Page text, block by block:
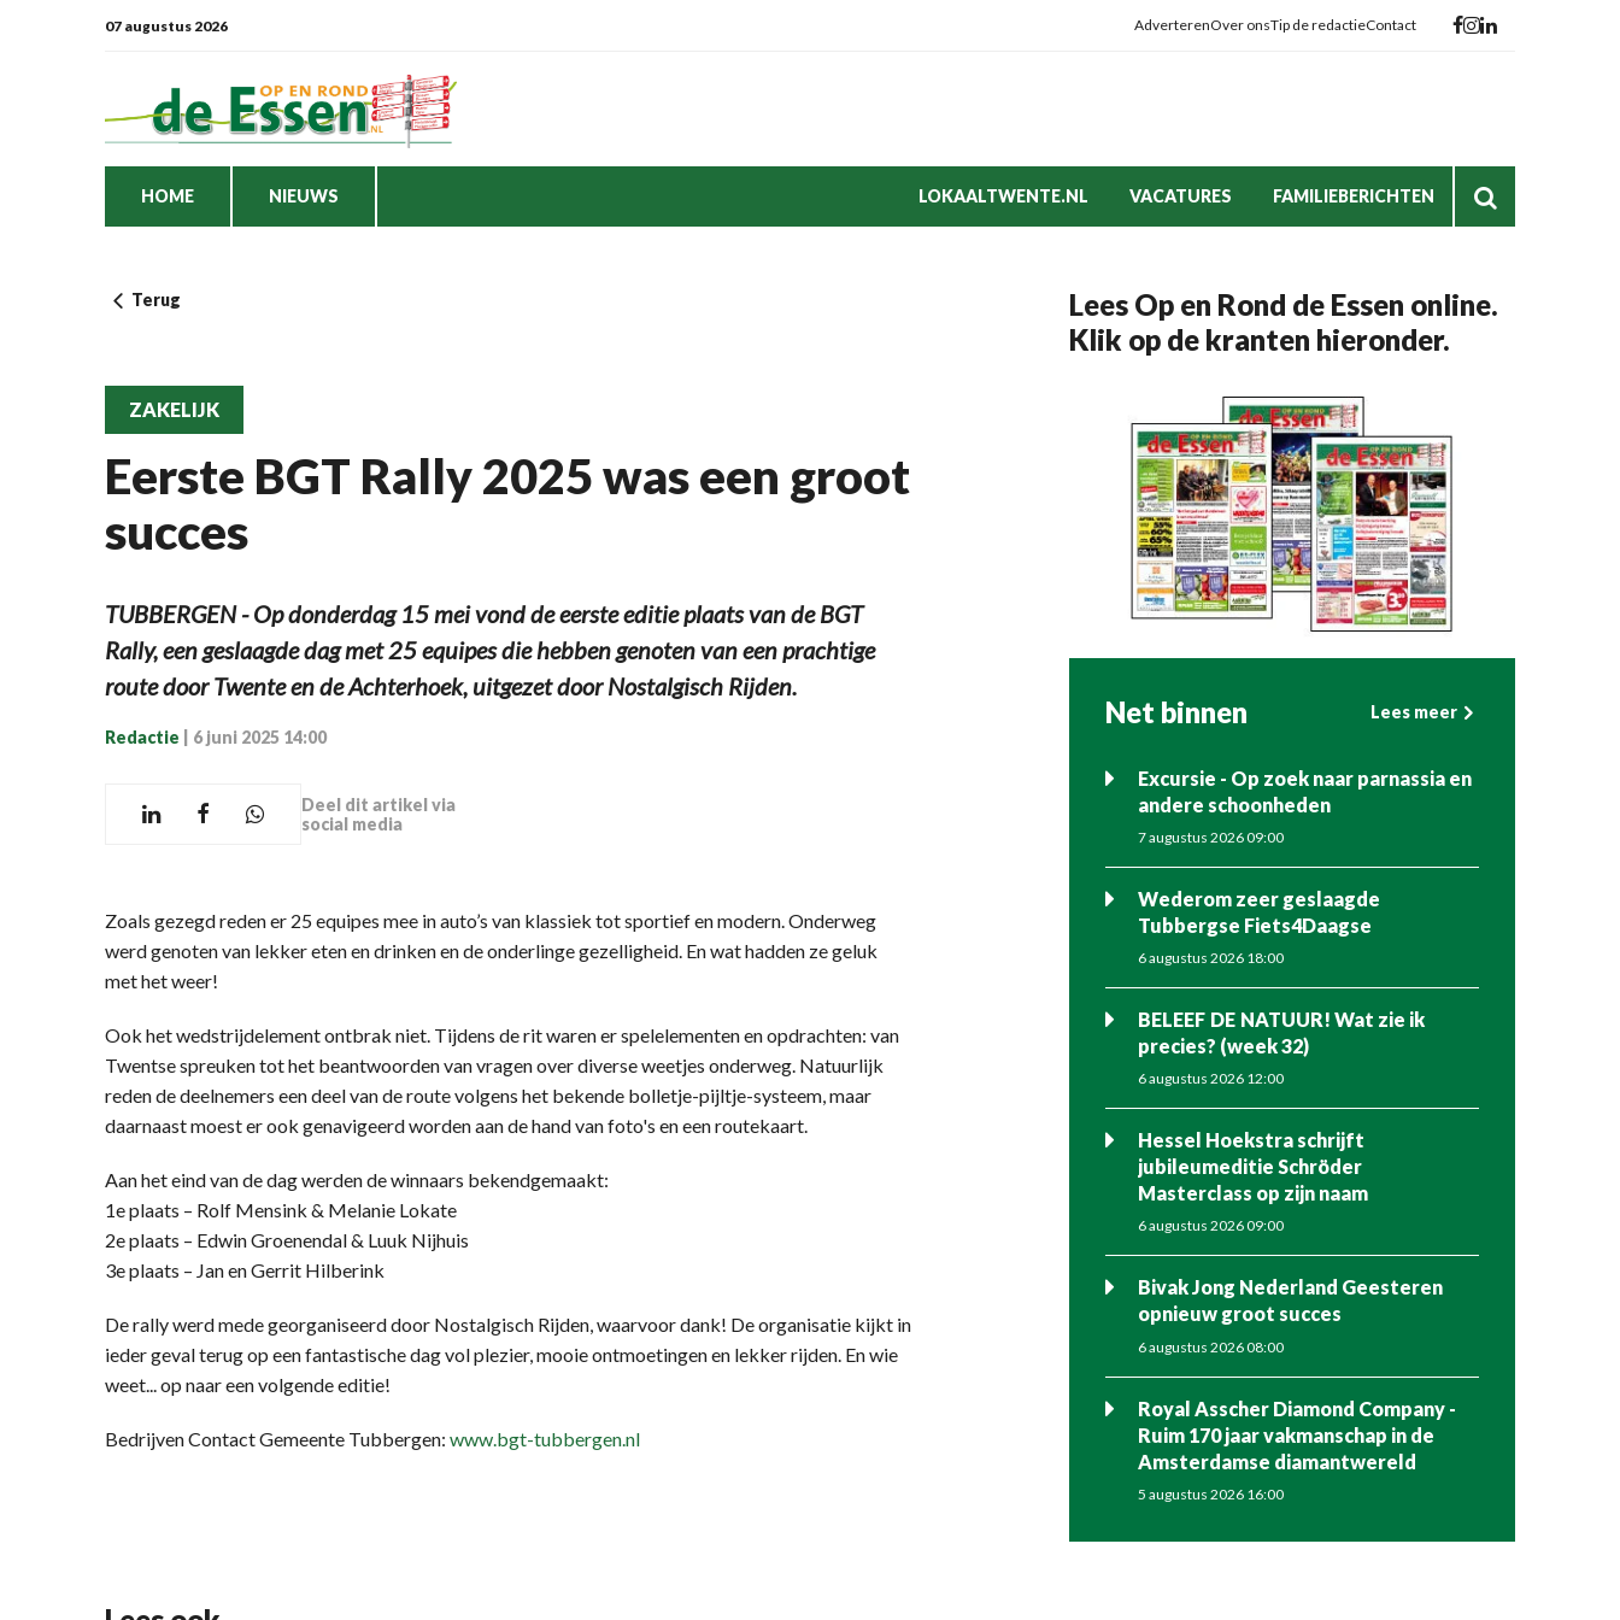
07 augustus 2026 AdverterenOver onsTip de redactieContact
HOME NIEUWS LOKAALTWENTE.NL VACATURES FAMILIEBERICHTEN
Terug
ZAKELIJK
Eerste BGT Rally 2025 was een groot
succes
TUBBERGEN - Op donderdag 15 mei vond de eerste editie plaats van de BGT
Rally, een geslaagde dag met 25 equipes die hebben genoten van een prachtige
route door Twente en de Achterhoek, uitgezet door Nostalgisch Rijden.
Redactie 6 juni 2025 14:00
Deel dit artikel via
social media
Zoals gezegd reden er 25 equipes mee in auto’s van klassiek tot sportief en modern. Onderweg
werd genoten van lekker eten en drinken en de onderlinge gezelligheid. En wat hadden ze geluk
met het weer!
Ook het wedstrijdelement ontbrak niet. Tijdens de rit waren er spelelementen en opdrachten: van
Twentse spreuken tot het beantwoorden van vragen over diverse weetjes onderweg. Natuurlijk
reden de deelnemers een deel van de route volgens het bekende bolletje-pijltje-systeem, maar
daarnaast moest er ook genavigeerd worden aan de hand van foto's en een routekaart.
Aan het eind van de dag werden de winnaars bekendgemaakt:
1e plaats – Rolf Mensink & Melanie Lokate
2e plaats – Edwin Groenendal & Luuk Nijhuis
3e plaats – Jan en Gerrit Hilberink
De rally werd mede georganiseerd door Nostalgisch Rijden, waarvoor dank! De organisatie kijkt in
ieder geval terug op een fantastische dag vol plezier, mooie ontmoetingen en lekker rijden. En wie
weet... op naar een volgende editie!
Bedrijven Contact Gemeente Tubbergen: www.bgt-tubbergen.nl
Lees Op en Rond de Essen online.
Klik op de kranten hieronder.
Net binnen Lees meer
Excursie - Op zoek naar parnassia en
andere schoonheden
7 augustus 2026 09:00
Wederom zeer geslaagde
Tubbergse Fiets4Daagse
6 augustus 2026 18:00
BELEEF DE NATUUR! Wat zie ik
precies? (week 32)
6 augustus 2026 12:00
Hessel Hoekstra schrijft
jubileumeditie Schröder
Masterclass op zijn naam
6 augustus 2026 09:00
Bivak Jong Nederland Geesteren
opnieuw groot succes
6 augustus 2026 08:00
Royal Asscher Diamond Company -
Ruim 170 jaar vakmanschap in de
Amsterdamse diamantwereld
5 augustus 2026 16:00